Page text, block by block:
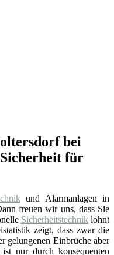
bei
für
und Alarmanlagen in
freuen wir uns, dass Sie
Sicherheitstechniklohnt
zeigt, dass zwar die
gelungenen Einbrüche aber
nur durch konsequenten